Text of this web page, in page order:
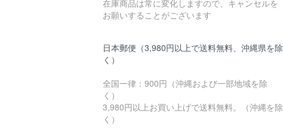
在庫商品は常に変化しますので、キャンセルを
お願いすることがございます
日本郵便（3,980円以上で送料無料、沖縄県を除
く）
全国一律：900円（沖縄および一部地域を除
く）
3,980円以上お買い上げで送料無料。（沖縄を除
く）